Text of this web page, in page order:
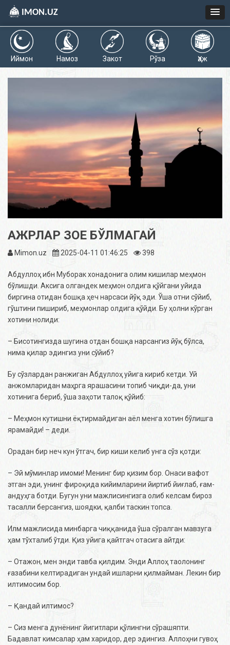
IMON.UZ
Иймон Намоз Закот Рўза Ҳаж
АЖРЛАР ЗОЕ БЎЛМАГАЙ
Mimon.uz 2025-04-11 01:46:25 398
Абдуллоҳ ибн Муборак хонадонига олим кишилар меҳмон
бўлишди. Аксига олгандек меҳмон олдига қўйгани уйида
биргина отидан бошқа ҳеч нарсаси йўқ эди. Ўша отни сўйиб,
гўштини пишириб, меҳмонлар олдига қўйди. Бу ҳолни кўрган
хотини нолиди:
– Бисотингизда шугина отдан бошқа нарсангиз йўқ бўлса,
нима қилар эдингиз уни сўйиб?
Бу сўзлардан ранжиган Абдуллоҳ уйига кириб кетди. Уй
анжомларидан маҳрга ярашасини топиб чиқди-да, уни
хотинига бериб, ўша заҳоти талоқ қўйиб:
– Меҳмон кутишни ёқтирмайдиган аёл менга хотин бўлишга
ярамайди! – деди.
Орадан бир неч кун ўтгач, бир киши келиб унга сўз қотди:
– Эй мўминлар имоми! Менинг бир қизим бор. Онаси вафот
этган эди, унинг фироқида кийимларини йиртиб йиғлаб, ғам-
андуҳга ботди. Бугун уни мажлисингизга олиб келсам бироз
тасалли берсангиз, шоядки, қалби таскин топса.
Илм мажлисида минбарга чиққанида ўша сўралган мавзуга
ҳам тўхталиб ўтди. Қиз уйига қайтгач отасига айтди:
– Отажон, мен энди тавба қилдим. Энди Аллоҳ таолонинг
ғазабини келтирадиган ундай ишларни қилмайман. Лекин бир
илтимосим бор.
– Қандай илтимос?
– Сиз менга дунёнинг йигитлари қўлингни сўрашяпти.
Бадавлат кимсалар ҳам харидор, дер эдингиз. Аллоҳни гувоҳ